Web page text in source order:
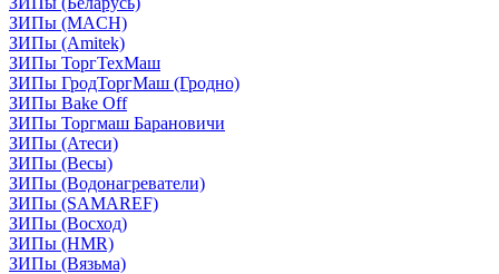
ЗИПы (MACH)
ЗИПы (Amitek)
ЗИПы ТоргТехМаш
ЗИПы ГродТоргМаш (Гродно)
ЗИПы Bake Off
ЗИПы Торгмаш Барановичи
ЗИПы (Атеси)
ЗИПы (Весы)
ЗИПы (Водонагреватели)
ЗИПы (SAMAREF)
ЗИПы (Восход)
ЗИПы (HMR)
ЗИПы (Вязьма)